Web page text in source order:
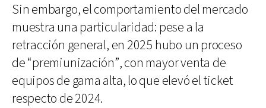
Sin embargo, el comportamiento del mercado
muestra una particularidad: pese a la
retracción general, en 2025 hubo un proceso
de “premiunización”, con mayor venta de
equipos de gama alta, lo que elevó el ticket
respecto de 2024.